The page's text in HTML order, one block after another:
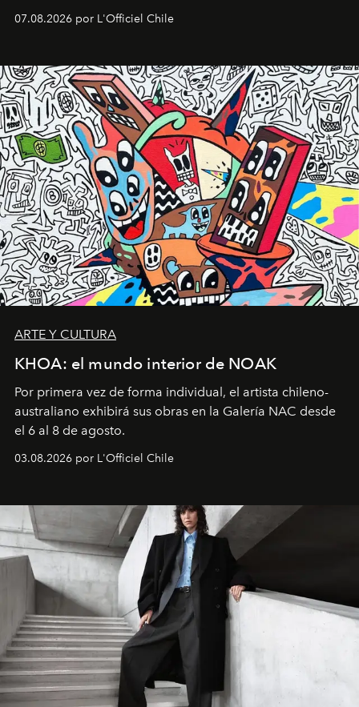
deportiva hasta una mirada moderna inspirada en el
diseño y el universo outdoor.
07.08.2026 por L'Officiel Chile
ARTE Y CULTURA
KHOA: el mundo interior de NOAK
Por primera vez de forma individual, el artista chileno-
australiano exhibirá sus obras en la Galería NAC desde
el 6 al 8 de agosto.
03.08.2026 por L'Officiel Chile